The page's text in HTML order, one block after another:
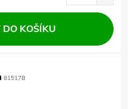
DO KOŠÍKU
81517B